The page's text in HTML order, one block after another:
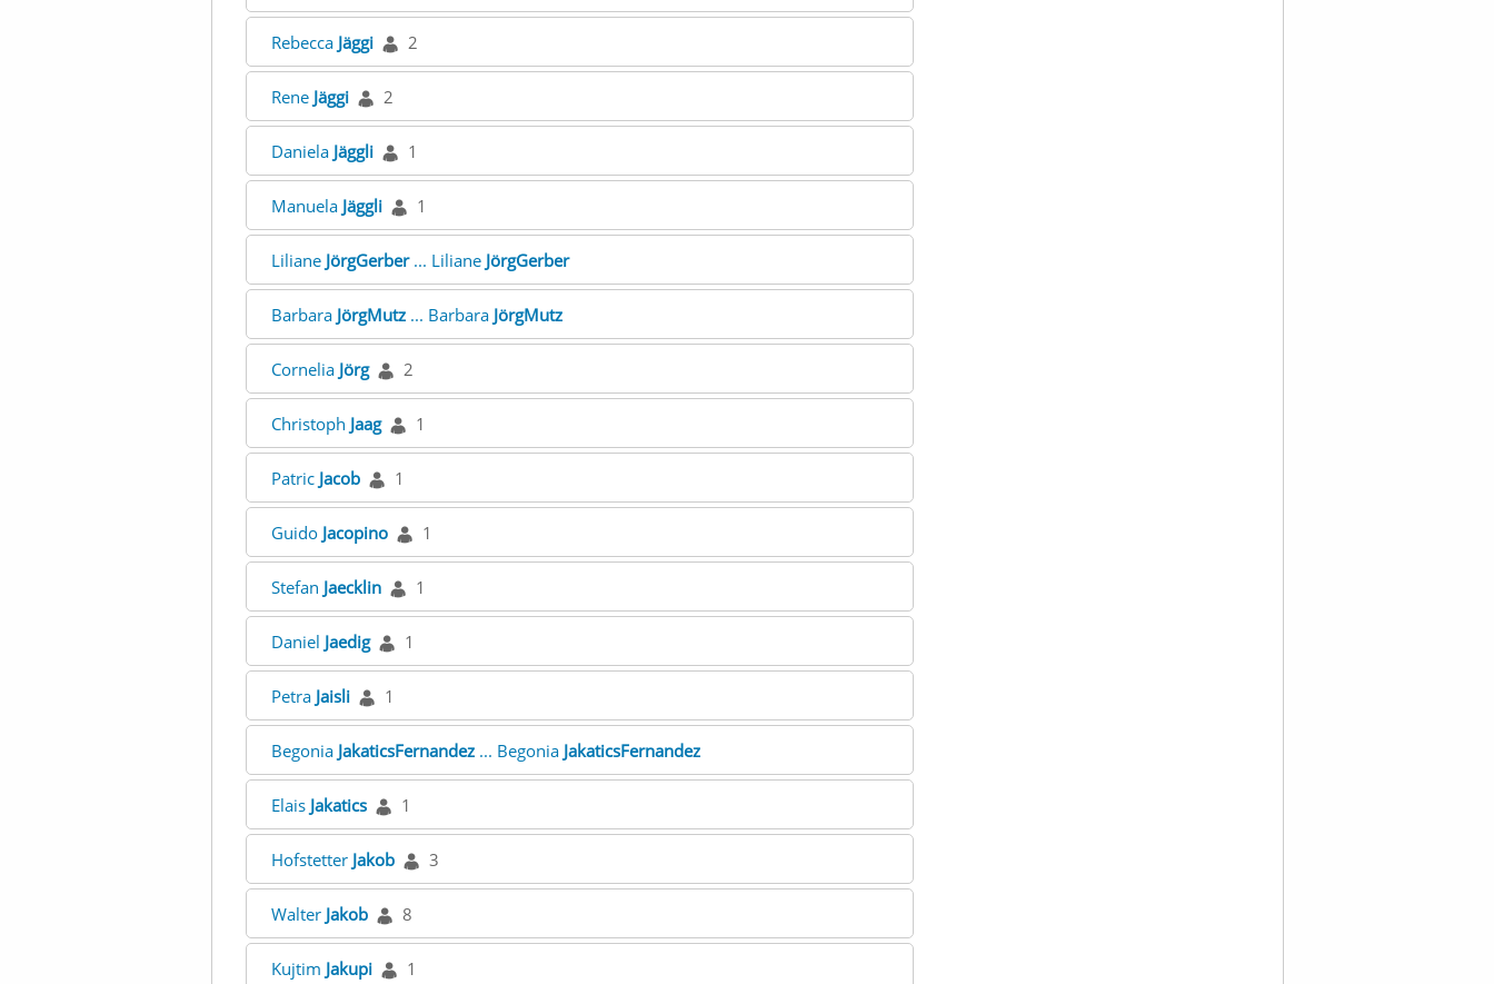
Rebecca Jäggi 2
Rene Jäggi 2
Daniela Jäggli 1
Manuela Jäggli 1
Liliane JörgGerber... Liliane JörgGerber
Barbara JörgMutz... Barbara JörgMutz
Cornelia Jörg 2
Christoph Jaag 1
Patric Jacob 1
Guido Jacopino 1
Stefan Jaecklin 1
Daniel Jaedig 1
Petra Jaisli 1
Begonia JakaticsFernandez... Begonia JakaticsFernandez
Elais Jakatics 1
Hofstetter Jakob 3
Walter Jakob 8
Kujtim Jakupi 1